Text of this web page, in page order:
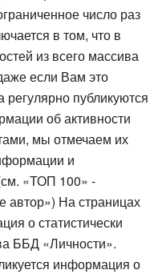
число раз
в том, что в
из всего массива
если Вам это
публикуются
об активности
мы отмечаем их
и
«ТОП 100» -
автор») На страницах
о статистически
ББД «Личности».
информация о